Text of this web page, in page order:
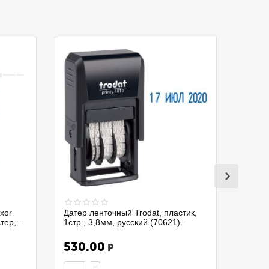
Датер ленточный Trodat, пластик,
1стр., 3,8мм, русский (70621)
530.00 Р
+